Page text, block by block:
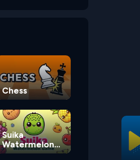
Chess
Suika
Watermelon
Game